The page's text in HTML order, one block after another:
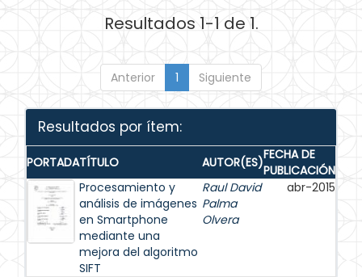
Resultados 1-1 de 1.
Anterior 1 Siguiente
Resultados por ítem:
PORTADATÍTULO AUTOR(ES)FECHA DE
PUBLICACIÓN
Procesamiento y
análisis de imágenes
en Smartphone
mediante una
mejora del algoritmo
SIFT
Raul David
Palma
Olvera
abr-2015